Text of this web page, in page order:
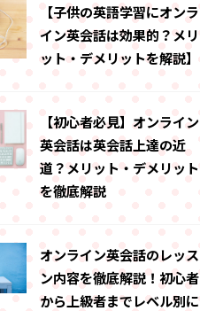
【子供の英語学習にオンラ
イン英会話は効果的？メリ
ット・デメリットを解説】
【初心者必見】オンライン
英会話は英会話上達の近
道？メリット・デメリット
を徹底解説
オンライン英会話のレッス
ン内容を徹底解説！初心者
から上級者までレベル別に